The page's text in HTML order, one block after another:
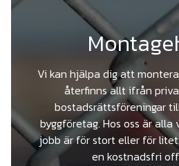
Vi kan hjälpa dig att
återfinns allt ifrån
bostadsrättsföreningar
byggföretag. Hos oss är
jobb är för stort eller för
en kostnadsfri